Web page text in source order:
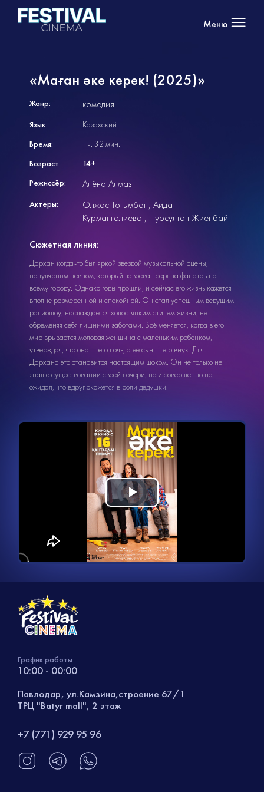
Меню
«Маған әке керек! (2025)»
Жанр: комедия
Язык
Казахский
Время:
1ч. 32 мин.
Возраст:
14+
Режиссёр:
Алёна Алмаз
Актёры: Олжас Тогымбет Аида
Курмангалиева
Нурсултан Жиенбай
Сюжетная линия:
Дархан когда-то был яркой звездой музыкальной сцены,
популярным певцом, который завоевал сердца фанатов по
всему городу. Однако годы прошли, и сейчас его жизнь кажется
вполне размеренной и спокойной. Он стал успешным ведущим
радиошоу, наслаждается холостяцким стилем жизни, не
обременяя себя лишними заботами. Всё меняется, когда в его
мир врывается молодая женщина с маленьким ребенком,
утверждая, что она — его дочь, а её сын — его внук. Для
Дархана это становится настоящим шоком. Он не только не
знал о существовании своей дочери, но и совершенно не
ожидал, что вдруг окажется в роли дедушки.
Видеоплеер
загружается.
Воспроизвести
видео
График работы
10:00 - 00:00
Павлодар, ул.Камзина,строение 67/1
ТРЦ "Batyr mall", 2 этаж
+7 (771) 929 95 96